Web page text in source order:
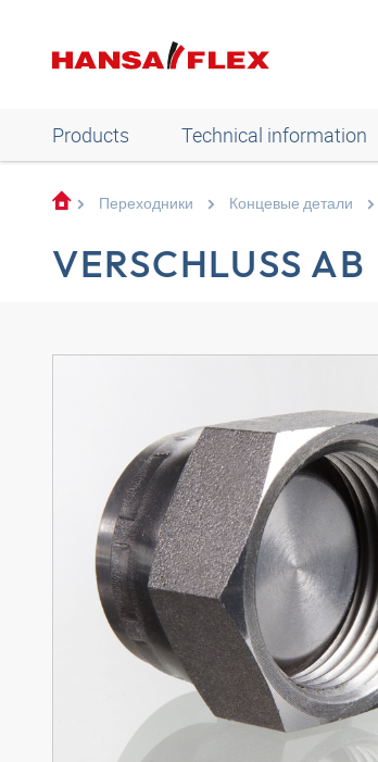
Products Technical information
Переходники Концевые детали
VERSCHLUSS AB
Трехмерная модель